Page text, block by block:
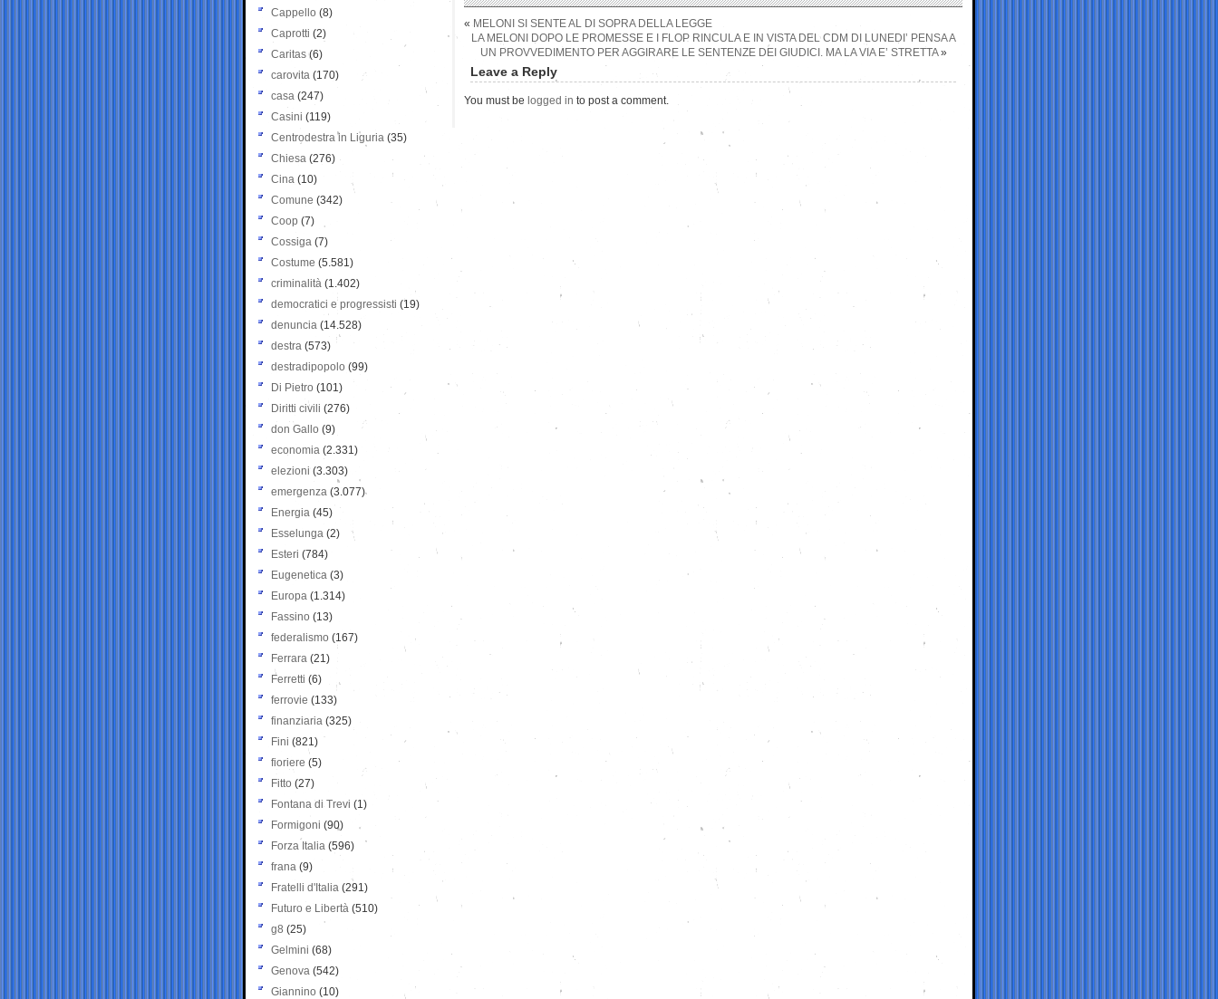
« MELONI SI SENTE AL DI SOPRA DELLA LEGGE
LA MELONI DOPO LE PROMESSE E I FLOP RINCULA E IN VISTA DEL CDM DI LUNEDI’ PENSA A
UN PROVVEDIMENTO PER AGGIRARE LE SENTENZE DEI GIUDICI. MA LA VIA E’ STRETTA»
Leave a Reply
You must be logged in to post a comment.
Cappello (8)
Caprotti (2)
Caritas (6)
carovita (170)
casa (247)
Casini (119)
Centrodestra in Liguria (35)
Chiesa (276)
Cina (10)
Comune (342)
Coop (7)
Cossiga (7)
Costume (5.581)
criminalità (1.402)
democratici e progressisti (19)
denuncia (14.528)
destra (573)
destradipopolo (99)
Di Pietro (101)
Diritti civili (276)
don Gallo (9)
economia (2.331)
elezioni (3.303)
emergenza (3.077)
Energia (45)
Esselunga (2)
Esteri (784)
Eugenetica (3)
Europa (1.314)
Fassino (13)
federalismo (167)
Ferrara (21)
Ferretti (6)
ferrovie (133)
finanziaria (325)
Fini (821)
fioriere (5)
Fitto (27)
Fontana di Trevi (1)
Formigoni (90)
Forza Italia (596)
frana (9)
Fratelli d'Italia (291)
Futuro e Libertà (510)
g8 (25)
Gelmini (68)
Genova (542)
Giannino (10)